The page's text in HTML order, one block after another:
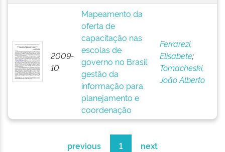
2009-
10
Mapeamento da
oferta de
capacitação nas
escolas de
governo no Brasil:
gestão da
informação para
planejamento e
coordenação
Ferrarezi,
Elisabete;
Tomacheski,
João Alberto
previous 1 next